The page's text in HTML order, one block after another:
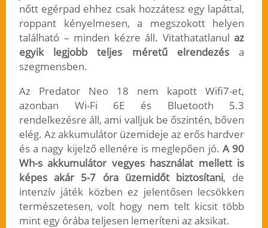
nőtt egérpad ehhez csak hozzátesz egy lapáttal,
roppant kényelmesen, a megszokott helyen
található – minden kézre áll. Vitathatatlanulaz
egyik legjobb teljes méretű elrendezésa
szegmensben.
Az Predator Neo 18 nem kapott Wifi7-et,
azonban Wi-Fi 6E és Bluetooth 5.3
rendelkezésre áll, ami valljuk be őszintén, bőven
elég. Az akkumulátor üzemideje az erős hardver
és a nagy kijelző ellenére is meglepően jó. A 90
Wh-s akkumulátor vegyes használat mellett is
képes akár 5-7 óra üzemidőt biztosítani, de
intenzív játék közben ez jelentősen lecsökken
természetesen, volt hogy nem telt kicsit több
mint egy órába teljesen lemeríteni az aksikat.